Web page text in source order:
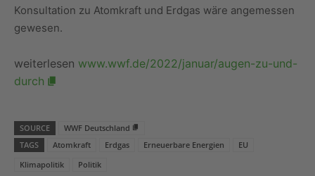
Konsultation zu Atomkraft und Erdgas wäre angemessen
gewesen.
weiterlesen www.wwf.de/2022/januar/augen-zu-und-
durch
SOURCE
WWF Deutschland
TAGS
Atomkraft Erdgas Erneuerbare Energien
EU
Klimapolitik
Politik